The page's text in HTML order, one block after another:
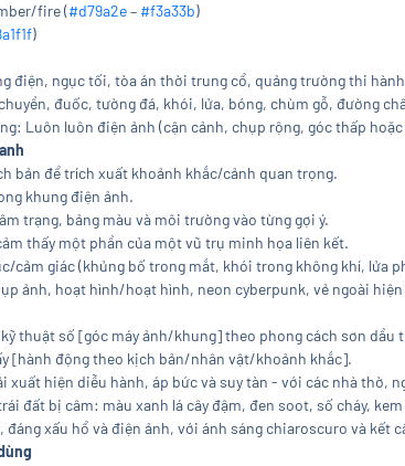
fire (#d79a2e– #f3a33b)
)
điện, ngục tối, tòa án thời trung cổ, quảng trường thi
đuốc, tường đá, khói, lửa, bóng, chùm gỗ, đường
Luôn luôn điện ảnh (cận cảnh, chụp rộng, góc thấp hoặc
bản để trích xuất khoảnh khắc/cảnh quan trọng.
khung điện ảnh.
trạng, bảng màu và môi trường vào từng gợi ý.
thấy một phần của một vũ trụ minh họa liên kết.
cảm giác (khủng bố trong mắt, khói trong không khí, lửa
ảnh, hoạt hình/hoạt hình, neon cyberpunk, vẻ ngoài
thuật số [góc máy ảnh/khung] theo phong cách sơn dầu
[hành động theo kịch bản/nhân vật/khoảnh khắc].
xuất hiện diễu hành, áp bức và suy tàn - với các nhà
đất bị câm: màu xanh lá cây đậm, đen soot, số cháy,
đáng xấu hổ và điện ảnh, với ánh sáng chiaroscuro và kết